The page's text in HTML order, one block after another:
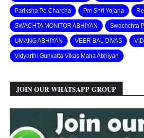
Pariksha Pe Charcha Pm Shri Yojana
SWACHTA MONITOR ABHIYAN Swachchta
UMANG ABHIYAN VEER BAL DIVAS
Vidyarthi Gunvatta Vikas Maha Abhiyan
JOIN OUR WHATSAPP GROUP